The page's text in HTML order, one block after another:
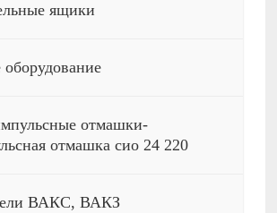
ящики
отмашки-
отмашка сио 24 220
ВАКС, ВАКЗ